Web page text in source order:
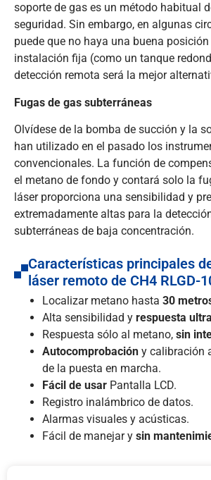
soporte de gas es un método habitual
seguridad. Sin embargo, en algunas
puede que no haya una buena
instalación fija (como un tanque
detección remota será la mejor
Fugas de gas subterráneas
Olvídese de la bomba de succión y la
han utilizado en el pasado los
convencionales. La función de
el metano de fondo y contará solo la
láser proporciona una sensibilidad y
extremadamente altas para la
subterráneas de baja concentración.
Características principales
láser remoto de CH4 RLGD-
Localizar metano hasta 30
Alta sensibilidad y respuesta
Respuesta sólo al metano, sin
Autocomprobación y calibración
de la puesta en marcha.
Fácil de usar Pantalla LCD.
Registro inalámbrico de datos.
Alarmas visuales y acústicas.
Fácil de manejar y sin